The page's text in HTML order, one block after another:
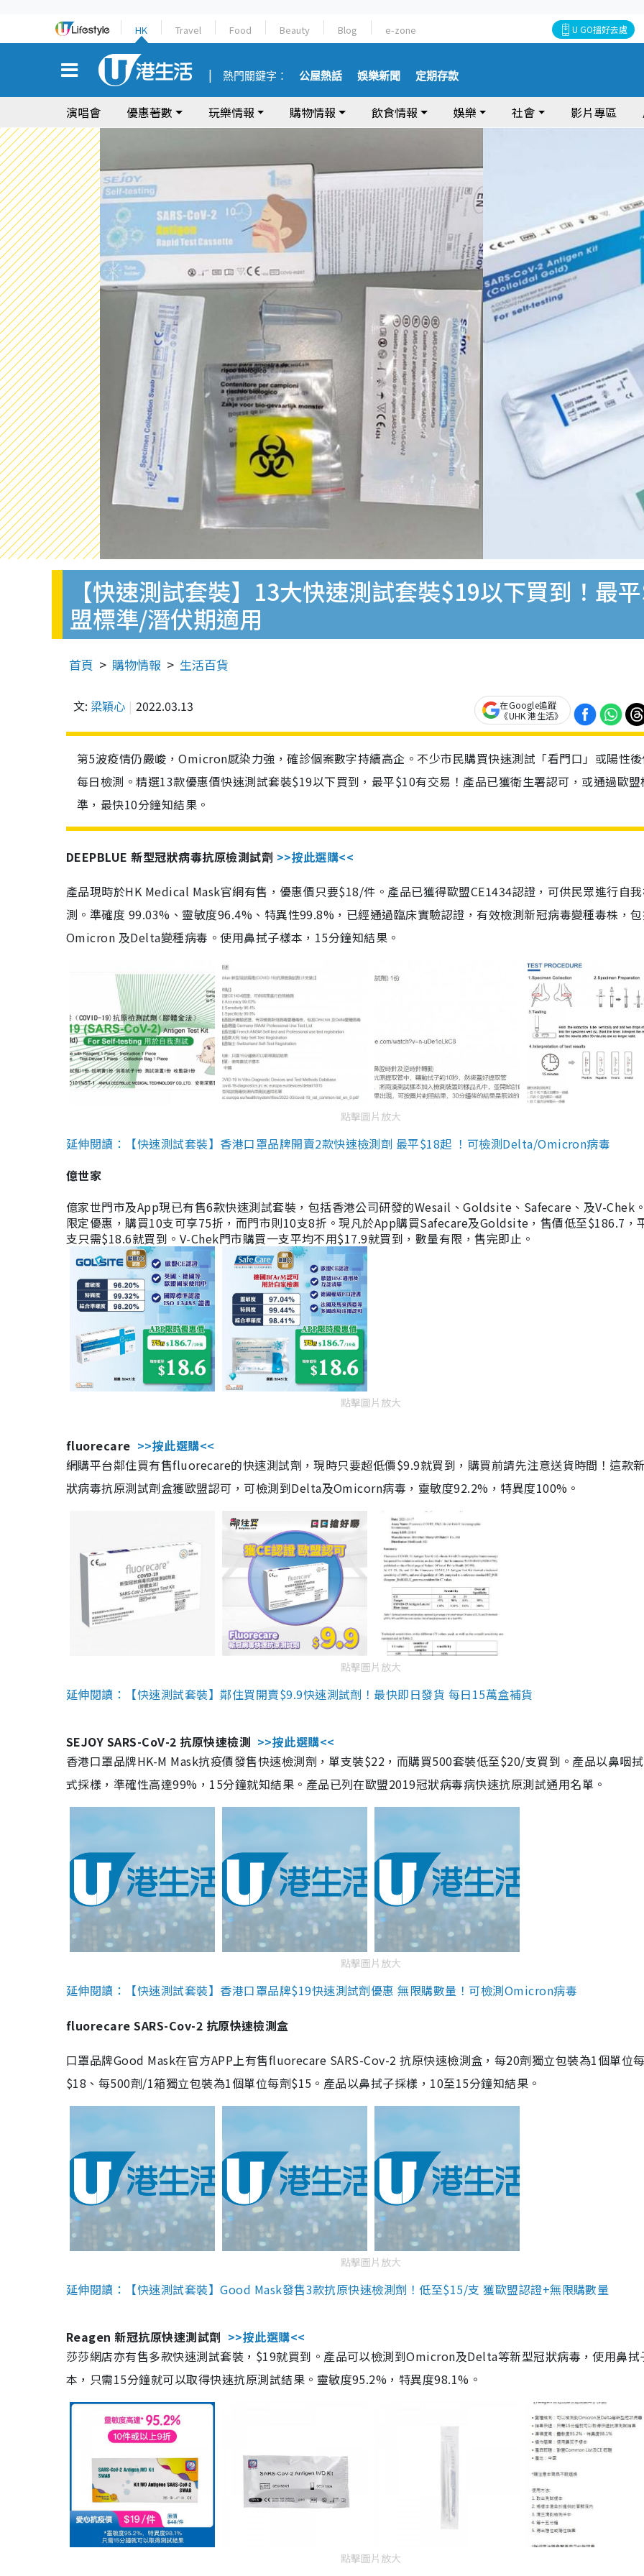
HK Travel Food Beauty Blog e-zone U GO搵好去處
熱門關鍵字： 公屋熱話 娛樂新聞 定期存款
演唱會 優惠著數 玩樂情報 購物情報 飲食情報 娛樂 社會 影片專區
【快速測試套裝】13大快速測試套裝$19以下買到！最
盟標準/潛伏期適用
首頁 購物情報 生活百貨
文: 梁穎心 2022.03.13
在Google追蹤
《UHK 港生活》
第5波疫情仍嚴峻，Omicron感染力強，確診個案數字持續高企。不少市民購買快速測試「看門口」或陽性
每日檢測。精選13款優惠價快速測試套裝$19以下買到，最平$10有交易！產品已獲衛生署認可，或通過歐盟
準，最快10分鐘知結果。
DEEPBLUE 新型冠狀病毒抗原檢測試劑 >>按此選購<<
產品現時於HK Medical Mask官網有售，優惠價只要$18/件。產品已獲得歐盟CE1434認證，可供民眾進行自
測。準確度 99.03%、靈敏度96.4%、特異性99.8%，已經通過臨床實驗認證，有效檢測新冠病毒變種毒株，
Omicron 及Delta變種病毒。使用鼻拭子樣本，15分鐘知結果。
點擊圖片放大
延伸閱讀：【快速測試套裝】香港口罩品牌開賣2款快速檢測劑 最平$18起 ！可檢測Delta/Omicron病毒
億世家
億家世門市及App現已有售6款快速測試套裝，包括香港公司研發的Wesail、Goldsite、Safecare、及V-Chek
限定優惠，購買10支可享75折，而門市則10支8折。現凡於App購買Safecare及Goldsite，售價低至$186.7，
支只需$18.6就買到。V-Chek門市購買一支平均不用$17.9就買到，數量有限，售完即止。
點擊圖片放大
fluorecare >>按此選購<<
網購平台鄰住買有售fluorecare的快速測試劑，現時只要超低價$9.9就買到，購買前請先注意送貨時間！這款
狀病毒抗原測試劑盒獲歐盟認可，可檢測到Delta及Omicorn病毒，靈敏度92.2%，特異度100%。
點擊圖片放大
延伸閱讀：【快速測試套裝】鄰住買開賣$9.9快速測試劑！最快即日發貨 每日15萬盒補貨
SEJOY SARS-CoV-2 抗原快速檢測 >>按此選購<<
香港口罩品牌HK-M Mask抗疫價發售快速檢測劑，單支裝$22，而購買500套裝低至$20/支買到。產品以鼻咽
式採樣，準確性高達99%，15分鐘就知結果。產品已列在歐盟2019冠狀病毒病快速抗原測試通用名單。
點擊圖片放大
延伸閱讀：【快速測試套裝】香港口罩品牌$19快速測試劑優惠 無限購數量！可檢測Omicron病毒
fluorecare SARS-Cov-2 抗原快速檢測盒
口罩品牌Good Mask在官方APP上有售fluorecare SARS-Cov-2 抗原快速檢測盒，每20劑獨立包裝為1個單位
$18、每500劑/1箱獨立包裝為1個單位每劑$15。產品以鼻拭子採樣，10至15分鐘知結果。
點擊圖片放大
延伸閱讀：【快速測試套裝】Good Mask發售3款抗原快速檢測劑！低至$15/支 獲歐盟認證+無限購數量
Reagen 新冠抗原快速測試劑 >>按此選購<<
莎莎網店亦有售多款快速測試套裝，$19就買到。產品可以檢測到Omicron及Delta等新型冠狀病毒，使用鼻拭
本，只需15分鐘就可以取得快速抗原測試結果。靈敏度95.2%，特異度98.1%。
點擊圖片放大